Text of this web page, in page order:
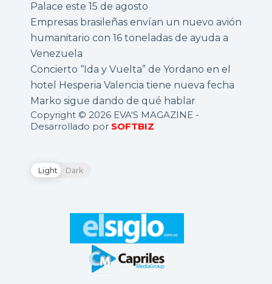
Palace este 15 de agosto
Empresas brasileñas envían un nuevo avión
humanitario con 16 toneladas de ayuda a
Venezuela
Concierto “Ida y Vuelta” de Yordano en el
hotel Hesperia Valencia tiene nueva fecha
Marko sigue dando de qué hablar
Copyright © 2026 EVA'S MAGAZINE -
Desarrollado por SOFTBIZ
Light Dark